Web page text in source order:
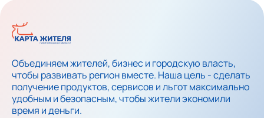
Объединяем жителей, бизнес и городскую власть,
чтобы развивать регион вместе. Наша цель - сделать
получение продуктов, сервисов и льгот максимально
удобным и безопасным, чтобы жители экономили
время и деньги.